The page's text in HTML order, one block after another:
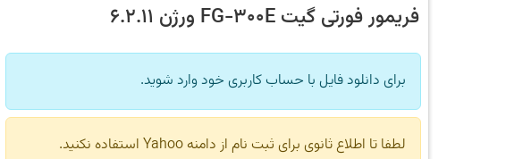
فریمور فورتی گیت FG-300E ورژن 6.2.11
برای دانلود فایل با حساب کاربری خود وارد شوید.
لطفا تا اطلاع ثانوی برای ثبت نام از دامنه Yahoo استفاده نکنید.